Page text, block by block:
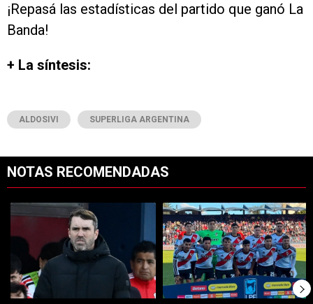
¡Repasá las estadísticas del partido que ganó La
Banda!
+ La síntesis:
ALDOSIVI SUPERLIGA ARGENTINA
NOTAS RECOMENDADAS
Un artículo de tendencia con el título "Coudet tras la derrota ante
Un artículo de tendencia con el